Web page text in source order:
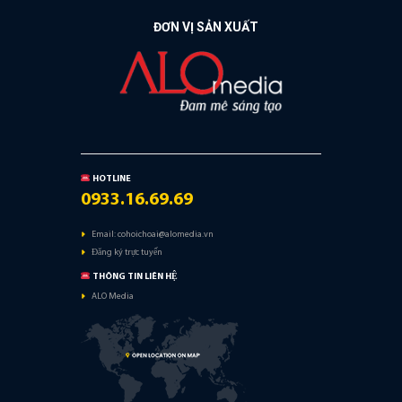
ĐƠN VỊ SẢN XUẤT
HOTLINE
0933.16.69.69
Email:cohoichoai@alomedia.vn
Đăng ký trực tuyến
THÔNG TIN LIÊN HỆ
ALO Media